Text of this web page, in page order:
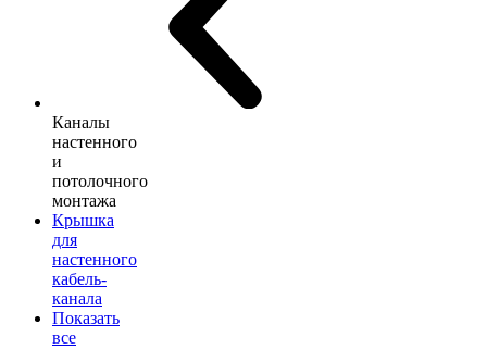
Каналы
настенного
и
потолочного
монтажа
Крышка
для
настенного
кабель-
канала
Показать
все